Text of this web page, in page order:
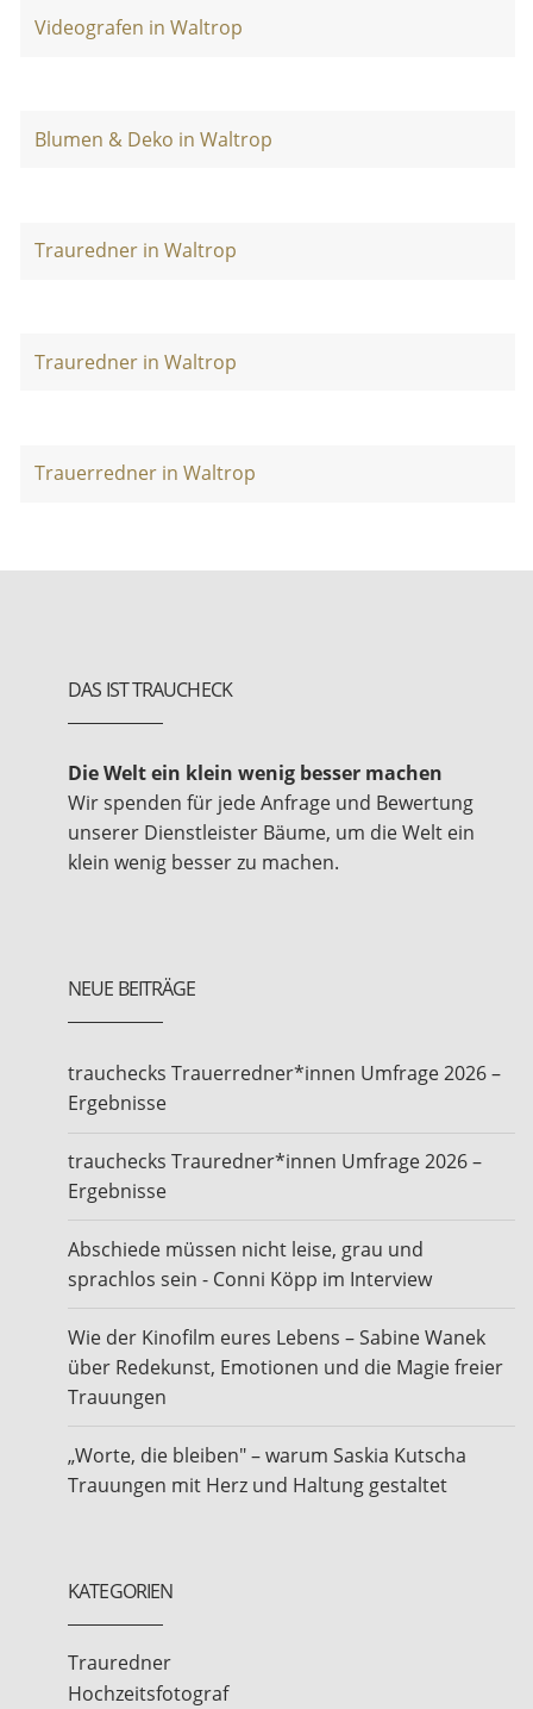
Videografen in Waltrop
Blumen & Deko in Waltrop
Trauredner in Waltrop
Trauredner in Waltrop
Trauerredner in Waltrop
DAS IST TRAUCHECK
Die Welt ein klein wenig besser machen
Wir spenden für jede Anfrage und Bewertung
unserer Dienstleister Bäume, um die Welt ein
klein wenig besser zu machen.
NEUE BEITRÄGE
trauchecks Trauerredner*innen Umfrage 2026 –
Ergebnisse
trauchecks Trauredner*innen Umfrage 2026 –
Ergebnisse
Abschiede müssen nicht leise, grau und
sprachlos sein - Conni Köpp im Interview
Wie der Kinofilm eures Lebens – Sabine Wanek
über Redekunst, Emotionen und die Magie freier
Trauungen
„Worte, die bleiben" – warum Saskia Kutscha
Trauungen mit Herz und Haltung gestaltet
KATEGORIEN
Trauredner
Hochzeitsfotograf